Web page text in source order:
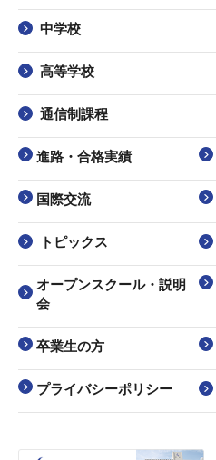
中学校
高等学校
通信制課程
進路・合格実績
国際交流
トピックス
オープンスクール・説明
会
卒業生の方
プライバシーポリシー